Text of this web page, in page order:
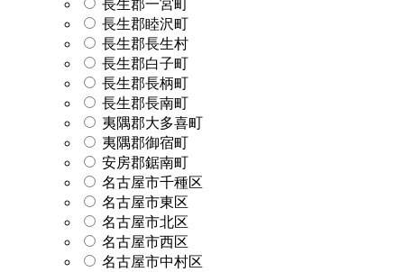
長生郡一宮町
長生郡睦沢町
長生郡長生村
長生郡白子町
長生郡長柄町
長生郡長南町
夷隅郡大多喜町
夷隅郡御宿町
安房郡鋸南町
名古屋市千種区
名古屋市東区
名古屋市北区
名古屋市西区
名古屋市中村区